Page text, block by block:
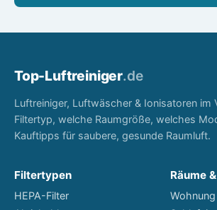
Top-Luftreiniger.de
Luftreiniger, Luftwäscher & Ionisatoren im
Filtertyp, welche Raumgröße, welches
Kauftipps für saubere, gesunde Raumluft.
Filtertypen
HEPA-Filter
Räume
Wohnung